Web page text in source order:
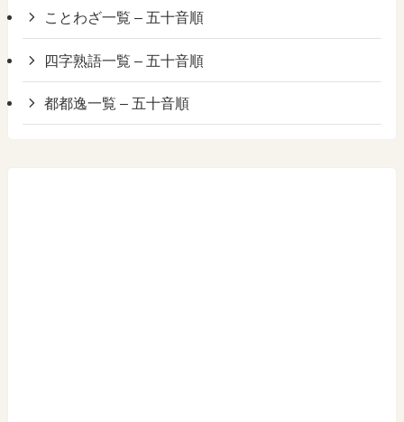
ことわざ一覧 – 五十音順
四字熟語一覧 – 五十音順
都都逸一覧 – 五十音順